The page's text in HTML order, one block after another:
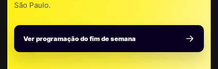
São Paulo.
Ver programação do fim de semana